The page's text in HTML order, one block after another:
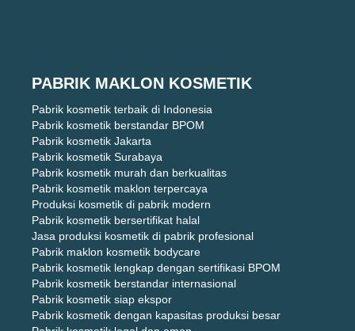
PABRIK MAKLON KOSMETIK
Pabrik kosmetik terbaik di Indonesia
Pabrik kosmetik berstandar BPOM
Pabrik kosmetik Jakarta
Pabrik kosmetik Surabaya
Pabrik kosmetik murah dan berkualitas
Pabrik kosmetik maklon terpercaya
Produksi kosmetik di pabrik modern
Pabrik kosmetik bersertifikat halal
Jasa produksi kosmetik di pabrik profesional
Pabrik maklon kosmetik bodycare
Pabrik kosmetik lengkap dengan sertifikasi BPOM
Pabrik kosmetik berstandar internasional
Pabrik kosmetik siap ekspor
Pabrik kosmetik dengan kapasitas produksi besar